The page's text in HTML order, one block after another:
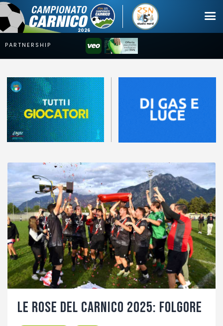
Coppa
Squadre
Calendari
News
Mercato
Erreà Cup
Giovanile
Video
Fotogallery
Le rose del Carnico 2025: Folgore